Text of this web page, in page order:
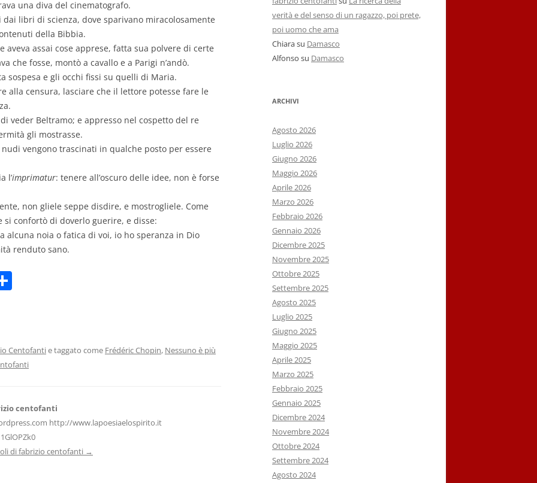
una diva del cinematografo.
libri di scienza, dove sparivano miracolosamente
della Bibbia.
aveva assai cose apprese, fatta sua polvere di certe
che fosse, montò a cavallo e a Parigi n’andò.
sospesa e gli occhi fissi su quelli di Maria.
alla censura, lasciare che il lettore potesse fare le
veder Beltramo; e appresso nel cospetto del re
gli mostrasse.
vengono trascinati in qualche posto per essere
l’imprimatur: tenere all’oscuro delle idee, non è forse
non gliele seppe disdire, e mostrogliele. Come
si confortò di doverlo guerire, e disse:
alcuna noia o fatica di voi, io ho speranza in Dio
renduto sano.
vi
di
Centofantie taggato come Frédéric Chopin, Nessuno è più
centofanti
http://www.lapoesiaelospirito.it
di fabrizio centofanti →
verità e del senso di un ragazzo, poi prete,
poi uomo che ama
Chiarasu Damasco
Alfonso su Damasco
ARCHIVI
Agosto 2026
Luglio 2026
Giugno 2026
Maggio 2026
Aprile 2026
Marzo 2026
Febbraio 2026
Gennaio 2026
Dicembre 2025
Novembre 2025
Ottobre 2025
Settembre 2025
Agosto 2025
Luglio 2025
Giugno 2025
Maggio 2025
Aprile 2025
Marzo 2025
Febbraio 2025
Gennaio 2025
Dicembre 2024
Novembre 2024
Ottobre 2024
Settembre 2024
Agosto 2024